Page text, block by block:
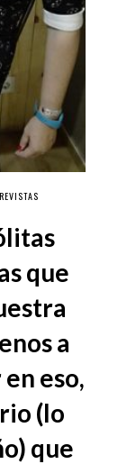
que
a
eso,
(lo
que